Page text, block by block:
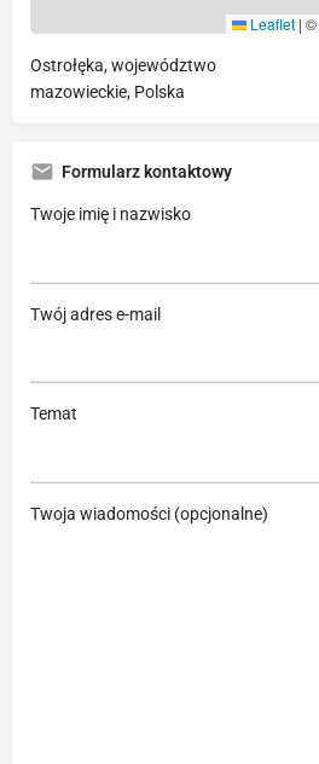
Leaflet | ©
Ostrołęka, województwo
mazowieckie, Polska
Formularz kontaktowy
Twoje imię i nazwisko
Twój adres e-mail
Temat
Twoja wiadomości (opcjonalne)